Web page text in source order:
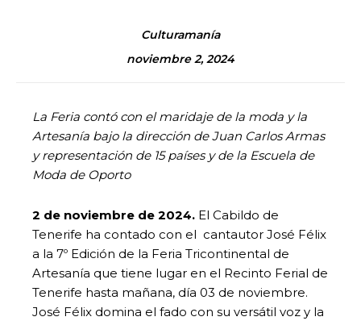
Culturamanía
noviembre 2, 2024
La Feria contó con el maridaje de la moda y la
Artesanía bajo la dirección de Juan Carlos Armas
y representación de 15 países y de la Escuela de
Moda de Oporto
2 de noviembre de 2024. El Cabildo de
Tenerife ha contado con el cantautor José Félix
a la 7º Edición de la Feria Tricontinental de
Artesanía que tiene lugar en el Recinto Ferial de
Tenerife hasta mañana, día 03 de noviembre.
José Félix domina el fado con su versátil voz y la